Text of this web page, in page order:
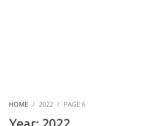
HOME 2022 PAGE 6